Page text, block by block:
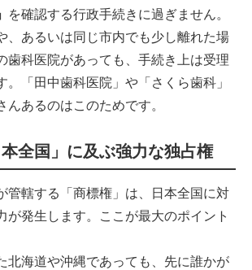
を確認する行政手続きに過ぎません。
、あるいは同じ市内でも少し離れた場
歯科医院があっても、手続き上は受理
。「田中歯科医院」や「さくら歯科」
んあるのはこのためです。
全国」に及ぶ強力な独占権
管轄する「商標権」は、日本全国に対
が発生します。ここが最大のポイント
北海道や沖縄であっても、先に誰かが